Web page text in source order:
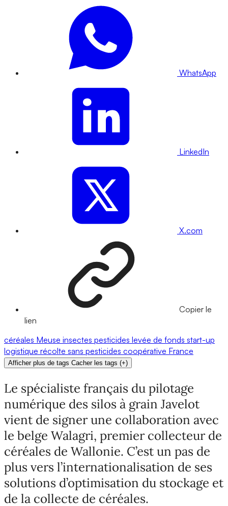
WhatsApp
LinkedIn
X.com
Copier le
lien
céréales Meuse insectes pesticides levée de fonds start-up
logistique récolte sans pesticides coopérative France
Afficher plus de tags Cacher les tags (+)
Le spécialiste français du pilotage
numérique des silos à grain Javelot
vient de signer une collaboration avec
le belge Walagri, premier collecteur de
céréales de Wallonie. C’est un pas de
plus vers l’internationalisation de ses
solutions d’optimisation du stockage et
de la collecte de céréales.